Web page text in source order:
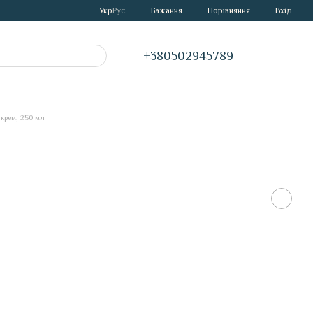
УкрРус Бажання Порівняння Вхід
+380502945789
250 мл